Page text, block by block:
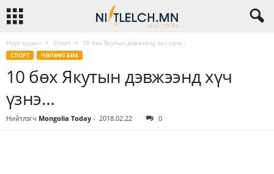
Нүүр хуудас Спорт 10 бөх Якутын дэвжээнд хүч үзнэ…
СПОРТ ЧӨЛӨӨТ БӨХ
10 бөх Якутын дэвжээнд хүч
үзнэ…
Нийтлэгч Mongolia Today - 2018.02.22 0